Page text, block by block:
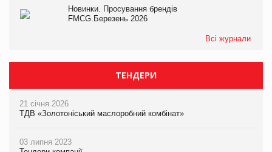
Новинки. Просування брендів
FMCG.Березень 2026
Всі журнали
ТЕНДЕРИ
21 січня 2026
ТДВ «Золотоніський маслоробний комбінат»
03 липня 2023